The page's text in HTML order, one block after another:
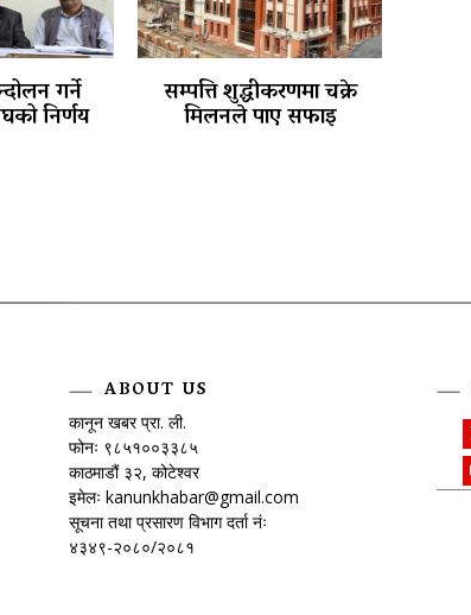
गर्ने
निर्णय
सम्पत्ति शुद्धीकरणमा चक्रे
मिलनले पाए सफाइ
ABOUT US
कानून खबर प्रा. ली.
फोनः ९८५१००३३८५
काठमाडौं ३२, कोटेश्वर
इमेलः kanunkhabar@gmail.com
सूचना तथा प्रसारण विभाग दर्ता नंः
४३४९-२०८०/२०८१